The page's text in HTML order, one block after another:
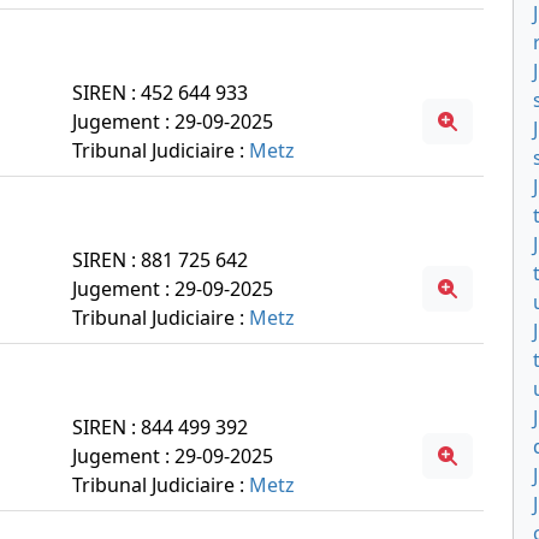
SIREN : 452 644 933
Jugement : 29-09-2025
Tribunal Judiciaire : Metz
SIREN : 881 725 642
Jugement : 29-09-2025
Tribunal Judiciaire : Metz
SIREN : 844 499 392
Jugement : 29-09-2025
Tribunal Judiciaire : Metz